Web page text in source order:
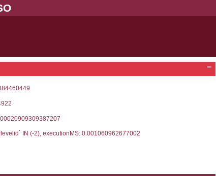
Portale
`userlevelid` = -2, executionMS: